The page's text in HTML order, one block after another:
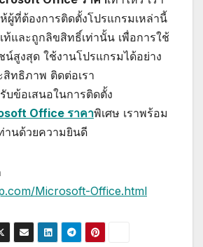
ผู้ที่ต้องการติดตั้งโปรแกรมเหล่านี้
และถูกลิขสิทธิ์เท่านั้น เพื่อการใช้
น์สูงสุด ใช้งานโปรแกรมได้อย่าง
ทธิภาพ ติดต่อเรา
บข้อเสนอในการติดตั้ง
Office ราคาพิเศษ เราพร้อม
านด้วยความยินดี
Microsoft-Office.html